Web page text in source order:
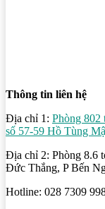
Thông tin liên hệ
Địa chỉ 1: Phòng
số 57-59 Hồ Tùng
Địa chỉ 2: Phòng 8.6
Đức Thắng, P Bến
Hotline: 028 7309